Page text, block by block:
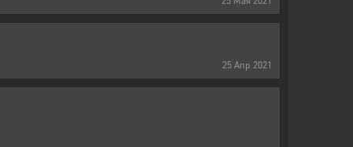
25 Апр 2021